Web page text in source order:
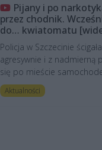
Pijany i po
przez chodnik.
do… kwiatomatu
Policja w Szczecinie
agresywnie i z nadmierną
się po mieście
Aktualności